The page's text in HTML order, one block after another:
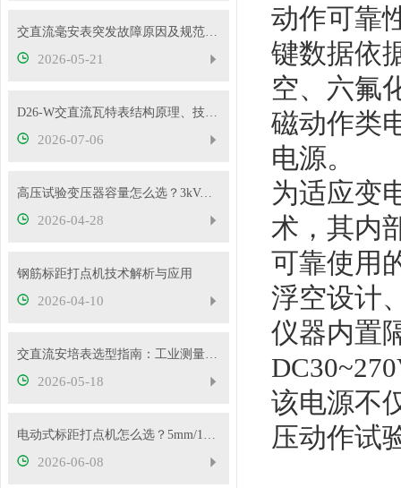
交直流毫安表突发故障原因及规范处理流程
2026-05-21
D26-W交直流瓦特表结构原理、技术特性及工程应用解析
2026-07-06
高压试验变压器容量怎么选？3kVA、5kVA、10kVA够用吗
2026-04-28
钢筋标距打点机技术解析与应用
2026-04-10
交直流安培表选型指南：工业测量如何选对型号
2026-05-18
电动式标距打点机怎么选？5mm/10mm 标距怎么挑？
2026-06-08
动作可靠
键数据依
空、六氟
磁动作类
电源。
为适应变
术，其内
可靠使用
浮空设计
仪器内置
该电源不
压动作试